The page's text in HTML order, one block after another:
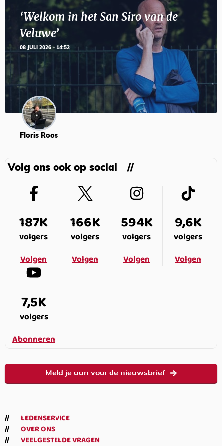
‘Welkom in het San Siro van de
Veluwe’
08 JULI 2026 - 14:52
Floris Roos
Volg ons ook op social
187K
volgers
Volgen
166K
volgers
Volgen
594K
volgers
Volgen
9,6K
volgers
Volgen
7,5K
volgers
Abonneren
Meld je aan voor de nieuwsbrief
LEDENSERVICE
OVER ONS
VEELGESTELDE VRAGEN